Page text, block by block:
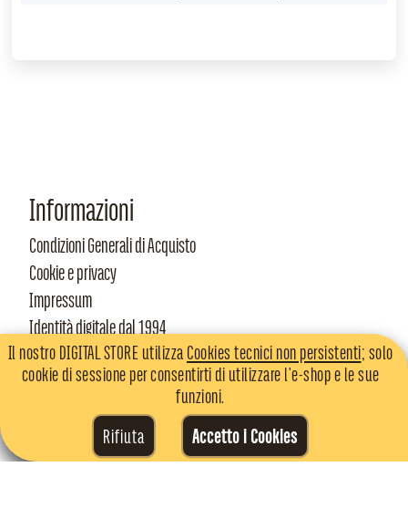
Il nostro DIGITAL STORE utilizza Cookies tecnici non persistenti; solo
cookie di sessione per consentirti di utilizzare l'e-shop e le sue
funzioni.
Rifiuta
Accetto i Cookies
Informazioni
Condizioni Generali di Acquisto
Cookie e privacy
Impressum
Identità digitale dal 1994
Copyright © 2026 Rausch Italia di Rausch Riccardo - Partita IVA: IT
02768860229. All rights reserved
Identità Digitale Rausch Italia dal 1994